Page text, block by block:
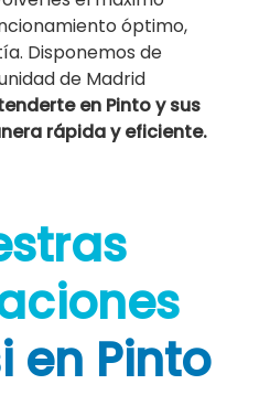
óptimo,
Disponemos de
de Madrid
en Pinto y sus
rápida y eficiente.
en Pinto